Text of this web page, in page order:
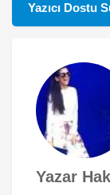
Yazıcı Dostu
Yazar